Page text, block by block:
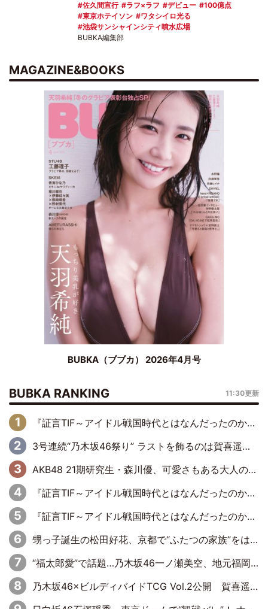
佐久間宣行 ラフ×ラフ デビュー
100億点
東京ホテイソン
ワタシイロ光る
池袋サンシャインシティ噴水広場
BUBKA編集部
MAGAZINE&BOOKS
BUBKA（ブブカ） 2026年4月号
BUBKA RANKING 11:30更新
『証言TIF～アイドル戦国時代とはなんだったのか～』第6回：でんぱ組.inc・古川未鈴×相沢梨紗「『ハロプロやりたかったな』って言ったら、夢眠ねむさんに『てめえはでんぱ組．incなんだよ！』って肩パンされて(笑)」
3号連続“乃木坂46祭り” ラストを飾るのは賀喜遥香…5年ぶりの登場に「5年分大人になった私を見ていただけたら」
AKB48 21期研究生・森川優、可愛さもある大人の女性に
『証言TIF～アイドル戦国時代とはなんだったのか～』第11回：私立恵比寿中学・真山りか×安本彩花「TIFで10年ぶりのキョンシーメイクをしたら、場を完全に引かせてしまって。時代が変わったんだなって」
『証言TIF～アイドル戦国時代とはなんだったのか～』第10回：さくら学院・武藤彩未×飯田らうら「正直、中3で辞めるというのを信じてなくて。そう言われてはいたけど、嘘でしょって」
甥っ子誕生の松田好花、京都で“ふたつの家族”をはしご！ “母”黒谷友香に見送られ、“父”松岡昌宏とはハシゴ酒
“福太郎愛”で話題…乃木坂46一ノ瀬美空、地元福岡『めんべい25周年トップサポーター』に就任
乃木坂46×ビルディバイドTCG Vol.2公開 賀喜遥香＆田村真佑が『京まふ』ステージに登壇